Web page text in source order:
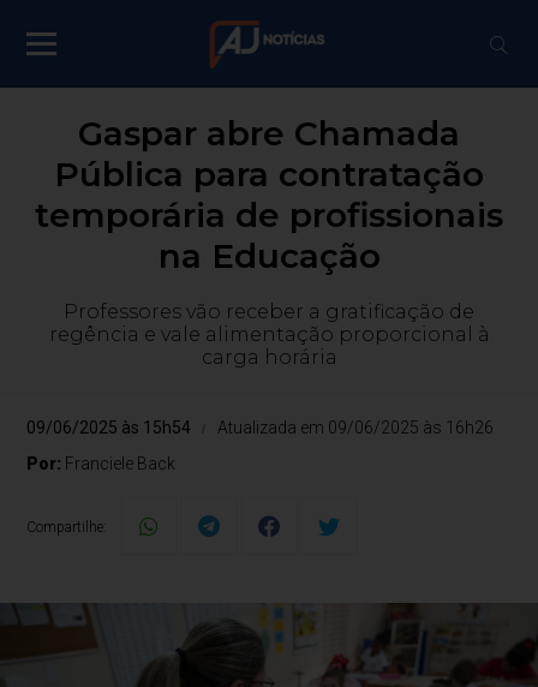
Gaspar abre Chamada
Pública para contratação
temporária de profissionais
na Educação
Professores vão receber a gratificação de
regência e vale alimentação proporcional à
carga horária
09/06/2025 às 15h54
Atualizada em 09/06/2025 às 16h26
Por: Franciele Back
Compartilhe: